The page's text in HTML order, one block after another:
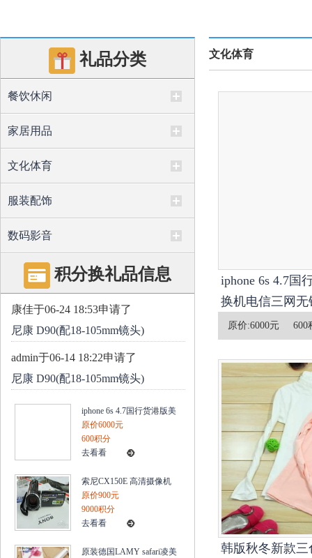
礼品分类
餐饮休闲
家居用品
文化体育
服装配饰
数码影音
积分换礼品信息
康佳于06-24 18:53申请了
尼康 D90(配18-105mm镜头)
admin于06-14 18:22申请了
尼康 D90(配18-105mm镜头)
iphone 6s 4.7国行货港版美
版置官换机电信三网无锁
4G
原价6000元
600积分
去看看
索尼CX150E 高清摄像机
内置16G内存/25X/420万像
素 三年保
原价900元
9000积分
去看看
原装德国LAMY safari凌美
文化体育
iphone 6s 4.7国
换机电信三网无
原价:6000元 600
韩版秋冬新款